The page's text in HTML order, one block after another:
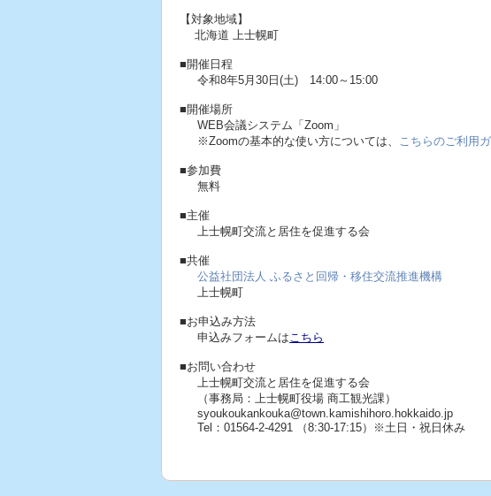
【対象地域】
北海道 上士幌町
■開催日程
令和8年5月30日(土) 14:00～15:00
■開催場所
WEB会議システム「Zoom」
※Zoomの基本的な使い方については、 こちらのご利用
■参加費
無料
■主催
上士幌町交流と居住を促進する会
■共催
公益社団法人 ふるさと回帰・移住交流推進機構
上士幌町
■お申込み方法
申込みフォームはこちら
■お問い合わせ
上士幌町交流と居住を促進する会
（事務局：上士幌町役場 商工観光課）
syoukoukankouka@town.kamishihoro.hokkaido.jp
Tel：01564-2-4291 （8:30-17:15）※土日・祝日休み